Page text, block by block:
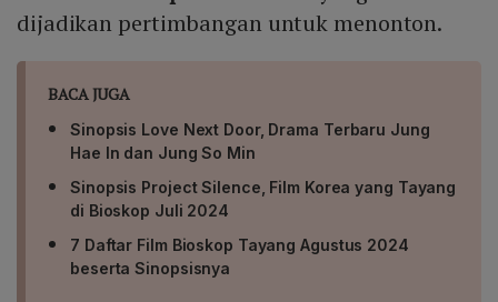
dijadikan pertimbangan untuk menonton.
BACA JUGA
Sinopsis Love Next Door, Drama Terbaru Jung
Hae In dan Jung So Min
Sinopsis Project Silence, Film Korea yang Tayang
di Bioskop Juli 2024
7 Daftar Film Bioskop Tayang Agustus 2024
beserta Sinopsisnya